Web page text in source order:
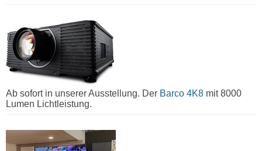
Ab sofort in unserer Ausstellung. Der Barco 4K8 mit 8000
Lumen Lichtleistung.